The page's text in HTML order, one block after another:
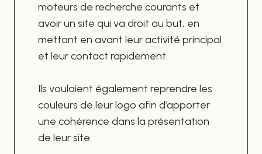
moteurs de recherche courants et
avoir un site qui va droit au but, en
mettant en avant leur activité principal
et leur contact rapidement.
Ils voulaient également reprendre les
couleurs de leur logo afin d’apporter
une cohérence dans la présentation
de leur site.